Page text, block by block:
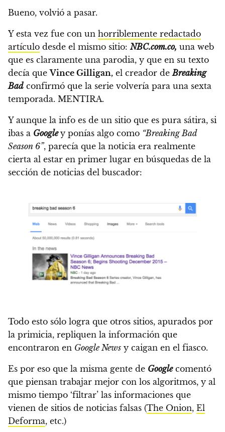
Bueno, volvió a pasar.
Y esta vez fue con un horriblemente redactado
artículo desde el mismo sitio:NBC.com.co, una web
que es claramente una parodia, y que en su texto
decía queVince Gilligan, el creador deBreaking
Bad confirmó que la serie volvería para una sexta
temporada. MENTIRA.
Y aunque la info es de un sitio que es pura sátira, si
ibas a Google y ponías algo como “Breaking Bad
Season 6”, parecía que la noticia era realmente
cierta al estar en primer lugar en búsquedas de la
sección de noticias del buscador:
Todo esto sólo logra que otros sitios, apurados por
la primicia, repliquen la información que
encontraron en Google News y caigan en el fiasco.
Es por eso que la misma gente de Googlecomentó
que piensan trabajar mejor con los algoritmos, y al
mismo tiempo ‘filtrar’ las informaciones que
vienen de sitios de noticias falsas (The Onion, El
Deforma, etc.)